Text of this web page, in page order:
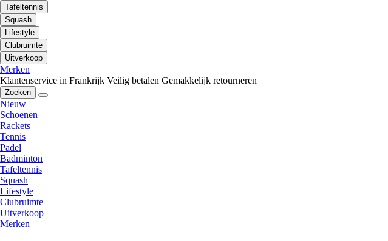
Tafeltennis
Squash
Lifestyle
Clubruimte
Uitverkoop
Merken
Klantenservice in Frankrijk Veilig betalen Gemakkelijk retourneren
Zoeken
Nieuw
Schoenen
Rackets
Tennis
Padel
Badminton
Tafeltennis
Squash
Lifestyle
Clubruimte
Uitverkoop
Merken